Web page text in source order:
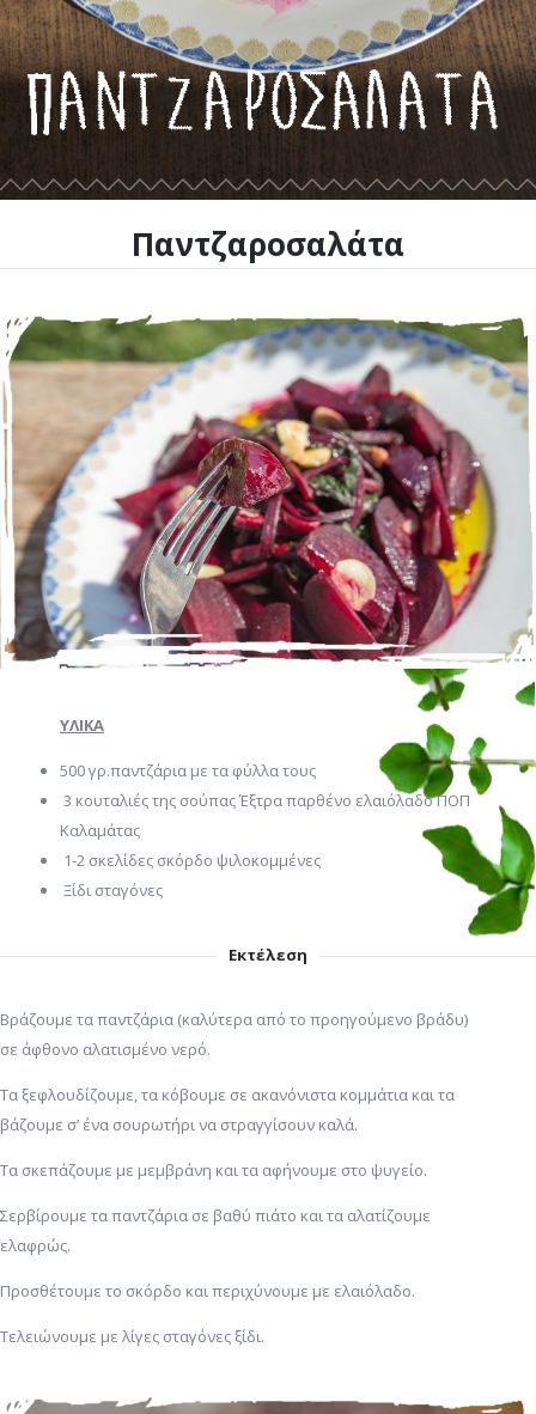
Παντζαροσαλάτα
ΥΛΙΚΑ
500 γρ.παντζάρια με τα φύλλα τους
3 κουταλιές της σούπας Έξτρα παρθένο ελαιόλαδο ΠΟΠ
Καλαμάτας
1-2 σκελίδες σκόρδο ψιλοκομμένες
Ξίδι σταγόνες
Εκτέλεση
Βράζουμε τα παντζάρια (καλύτερα από το προηγούμενο βράδυ)
σε άφθονο αλατισμένο νερό.
Τα ξεφλουδίζουμε, τα κόβουμε σε ακανόνιστα κομμάτια και τα
βάζουμε σ’ ένα σουρωτήρι να στραγγίσουν καλά.
Τα σκεπάζουμε με μεμβράνη και τα αφήνουμε στο ψυγείο.
Σερβίρουμε τα παντζάρια σε βαθύ πιάτο και τα αλατίζουμε
ελαφρώς.
Προσθέτουμε το σκόρδο και περιχύνουμε με ελαιόλαδο.
Τελειώνουμε με λίγες σταγόνες ξίδι.